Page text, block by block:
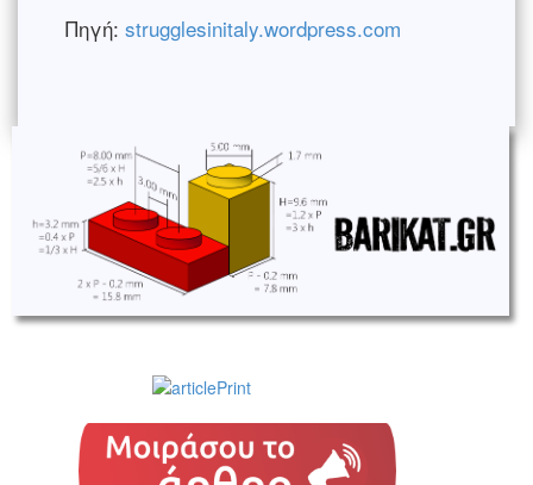
Πηγή: strugglesinitaly.wordpress.com